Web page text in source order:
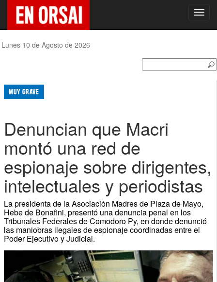
Lunes 10 de Agosto de 2026
MUY GRAVE
Denuncian que Macri
montó una red de
espionaje sobre dirigentes,
intelectuales y periodistas
La presidenta de la Asociación Madres de Plaza de Mayo,
Hebe de Bonafini, presentó una denuncia penal en los
Tribunales Federales de Comodoro Py, en donde denunció
las maniobras ilegales de espionaje coordinadas entre el
Poder Ejecutivo y Judicial.